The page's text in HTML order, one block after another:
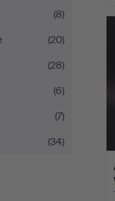
(8)
(20)
(28)
(6)
(7)
(34)